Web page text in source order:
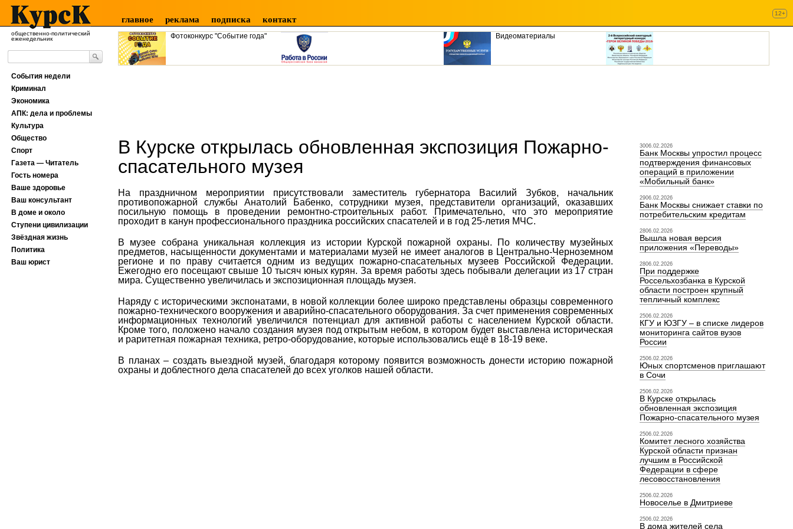
общественно-политический
еженедельник
главное реклама подписка контакт
12+
Фотоконкурс "Событие года" Видеоматериалы
В Курске открылась обновленная экспозиция Пожарно-
спасательного музея
На праздничном мероприятии присутствовали заместитель губернатора Василий Зубков, начальник
противопожарной службы Анатолий Бабенко, сотрудники музея, представители организаций, оказавших
посильную помощь в проведении ремонтно-строительных работ. Примечательно, что это мероприятие
проходит в канун профессионального праздника российских спасателей и в год 25-летия МЧС.
В музее собрана уникальная коллекция из истории Курской пожарной охраны. По количеству музейных
предметов, насыщенности документами и материалами музей не имеет аналогов в Центрально-Черноземном
регионе и по праву считается одним из ведущих пожарно-спасательных музеев Российской Федерации.
Ежегодно его посещают свыше 10 тысяч юных курян. За время работы здесь побывали делегации из 17 стран
мира. Существенно увеличилась и экспозиционная площадь музея.
Наряду с историческими экспонатами, в новой коллекции более широко представлены образцы современного
пожарно-технического вооружения и аварийно-спасательного оборудования. За счет применения современных
информационных технологий увеличился потенциал для активной работы с населением Курской области.
Кроме того, положено начало создания музея под открытым небом, в котором будет выставлена историческая
и раритетная пожарная техника, ретро-оборудование, которые использовались ещё в 18-19 веке.
В планах – создать выездной музей, благодаря которому появится возможность донести историю пожарной
охраны и доблестного дела спасателей до всех уголков нашей области.
3006.02.2026
Банк Москвы упростил процесс
подтверждения финансовых
операций в приложении
«Мобильный банк»
2906.02.2026
Банк Москвы снижает ставки по
потребительским кредитам
2806.02.2026
Вышла новая версия
приложения «Переводы»
2806.02.2026
При поддержке
Россельхозбанка в Курской
области построен крупный
тепличный комплекс
2506.02.2026
КГУ и ЮЗГУ – в списке лидеров
мониторинга сайтов вузов
России
2506.02.2026
Юных спортсменов приглашают
в Сочи
2506.02.2026
В Курске открылась
обновленная экспозиция
Пожарно-спасательного музея
2506.02.2026
Комитет лесного хозяйства
Курской области признан
лучшим в Российской
Федерации в сфере
лесовосстановления
2506.02.2026
Новоселье в Дмитриеве
2506.02.2026
В дома жителей села
События недели
Криминал
Экономика
АПК: дела и проблемы
Культура
Общество
Спорт
Газета — Читатель
Гость номера
Ваше здоровье
Ваш консультант
В доме и около
Ступени цивилизации
Звёздная жизнь
Политика
Ваш юрист